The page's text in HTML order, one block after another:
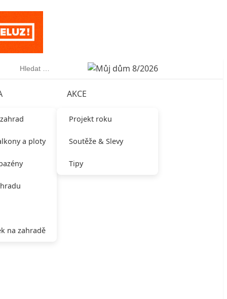
Vyhledávání
a ploty
na zahradě
AKCE
Projekt roku
Soutěže & Slevy
Tipy